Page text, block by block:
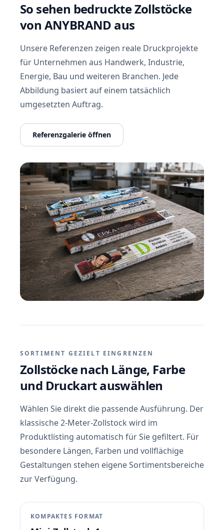
So sehen bedruckte Zollstöcke
von ANYBRAND aus
Unsere Referenzen zeigen reale Druckprojekte
für Unternehmen aus Handwerk, Industrie,
Energie, Bau und weiteren Branchen. Jede
Abbildung basiert auf einem tatsächlich
umgesetzten Auftrag.
Referenzgalerie öffnen
SORTIMENT GEZIELT EINGRENZEN
Zollstöcke nach Länge, Farbe
und Druckart auswählen
Wählen Sie direkt die passende Ausführung. Der
klassische 2-Meter-Zollstock wird im
Produktlisting automatisch für Sie gefiltert. Für
besondere Längen, Farben und vollflächige
Gestaltungen stehen eigene Sortimentsbereiche
zur Verfügung.
KOMPAKTES FORMAT